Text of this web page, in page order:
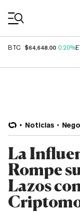
BTC $64,648.00 0.20%
Noticias
La
Rompe
Lazos